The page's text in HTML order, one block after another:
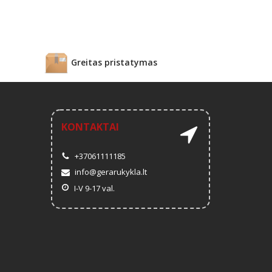
Greitas pristatymas
KONTAKTAI
+37061111185
info@gerarukykla.lt
I-V 9-17 val.